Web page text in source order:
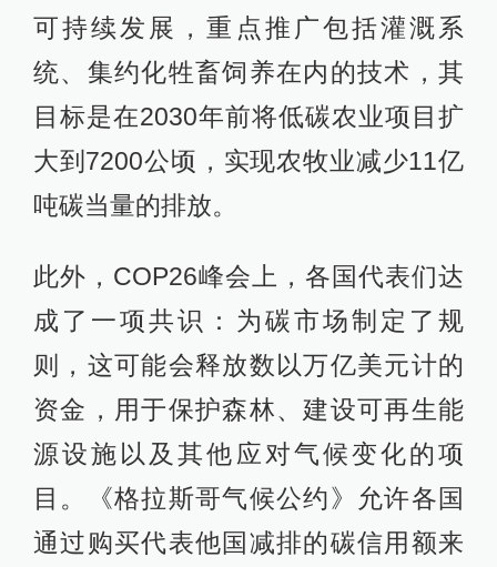
可持续发展，重点推广包括灌溉系
统、集约化牲畜饲养在内的技术，其
目标是在2030年前将低碳农业项目扩
大到7200公顷，实现农牧业减少11亿
吨碳当量的排放。
此外，COP26峰会上，各国代表们达
成了一项共识：为碳市场制定了规
则，这可能会释放数以万亿美元计的
资金，用于保护森林、建设可再生能
源设施以及其他应对气候变化的项
目。《格拉斯哥气候公约》允许各国
通过购买代表他国减排的碳信用额来